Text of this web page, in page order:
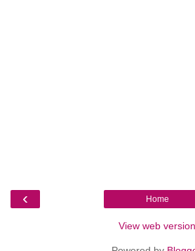
‹ Home
View web version